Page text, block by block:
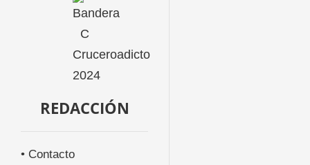
REDACCIÓN
• Contacto